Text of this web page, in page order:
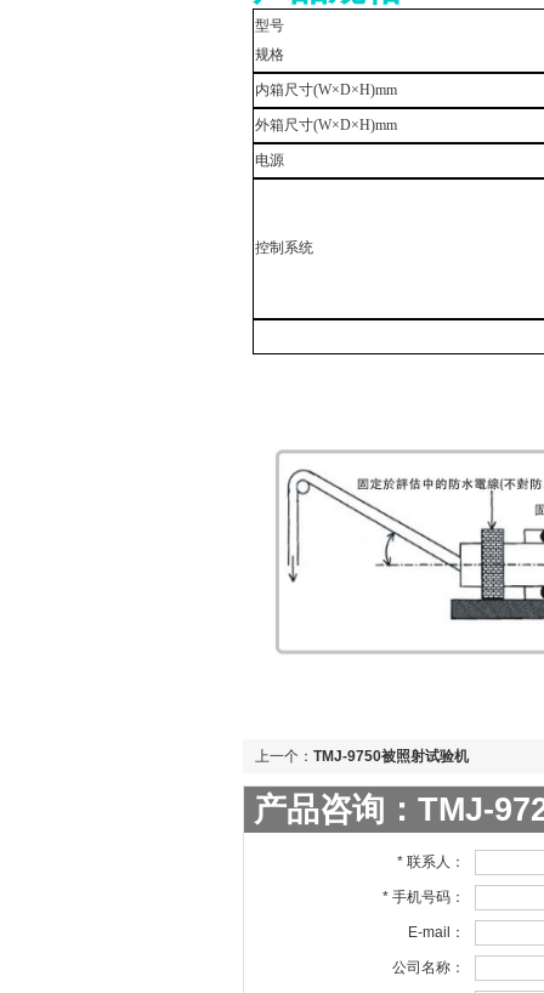
型号
规格
内箱尺寸(W×D×H)mm
外箱尺寸(W×D×H)mm
电源
控制系统
上一个： TMJ-9750被照射试验机
产品咨询：TMJ-
* 联系人：
* 手机号码：
E-mail：
公司名称：